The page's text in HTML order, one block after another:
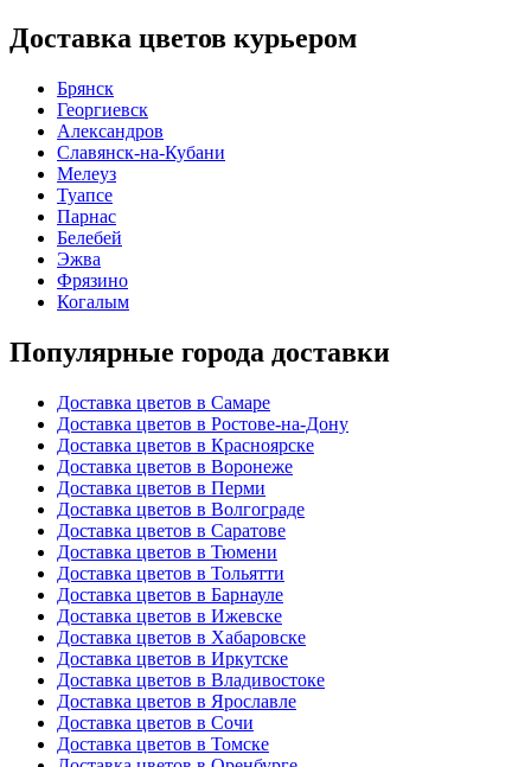
Доставка цветов курьером
Брянск
Георгиевск
Александров
Славянск-на-Кубани
Мелеуз
Туапсе
Парнас
Белебей
Эжва
Фрязино
Когалым
Популярные города доставки
Доставка цветов в Самаре
Доставка цветов в Ростове-на-Дону
Доставка цветов в Красноярске
Доставка цветов в Воронеже
Доставка цветов в Перми
Доставка цветов в Волгограде
Доставка цветов в Саратове
Доставка цветов в Тюмени
Доставка цветов в Тольятти
Доставка цветов в Барнауле
Доставка цветов в Ижевске
Доставка цветов в Хабаровске
Доставка цветов в Иркутске
Доставка цветов в Владивостоке
Доставка цветов в Ярославле
Доставка цветов в Сочи
Доставка цветов в Томске